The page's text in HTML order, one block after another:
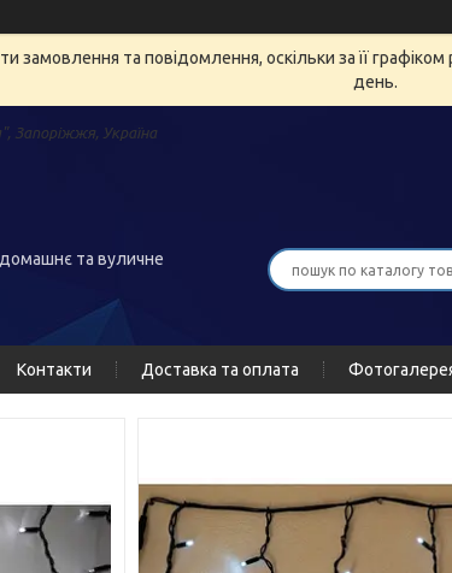
замовлення та повідомлення, оскільки за її
день.
Запоріжжя, Україна
та вуличне
Контакти Доставка та оплата